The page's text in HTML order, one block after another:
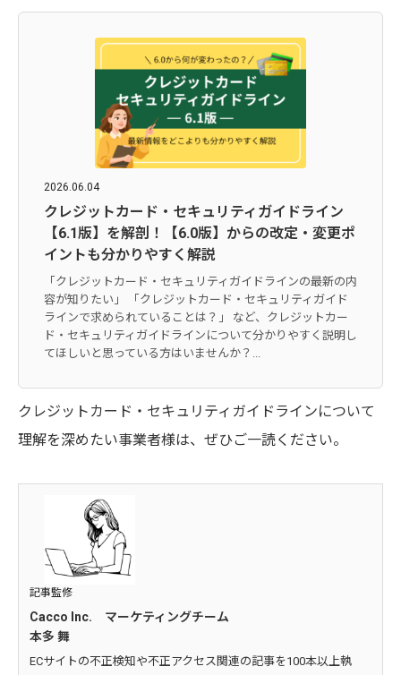
2026.06.04
クレジットカード・セキュリティガイドライン
【6.1版】を解剖！【6.0版】からの改定・変更ポ
イントも分かりやすく解説
「クレジットカード・セキュリティガイドラインの最新の内
容が知りたい」 「クレジットカード・セキュリティガイド
ラインで求められていることは？」 など、クレジットカー
ド・セキュリティガイドラインについて分かりやすく説明し
てほしいと思っている方はいませんか？...
クレジットカード・セキュリティガイドラインについて
理解を深めたい事業者様は、ぜひご一読ください。
記事監修
Cacco Inc. マーケティングチーム
本多 舞
ECサイトの不正検知や不正アクセス関連の記事を100本以上執